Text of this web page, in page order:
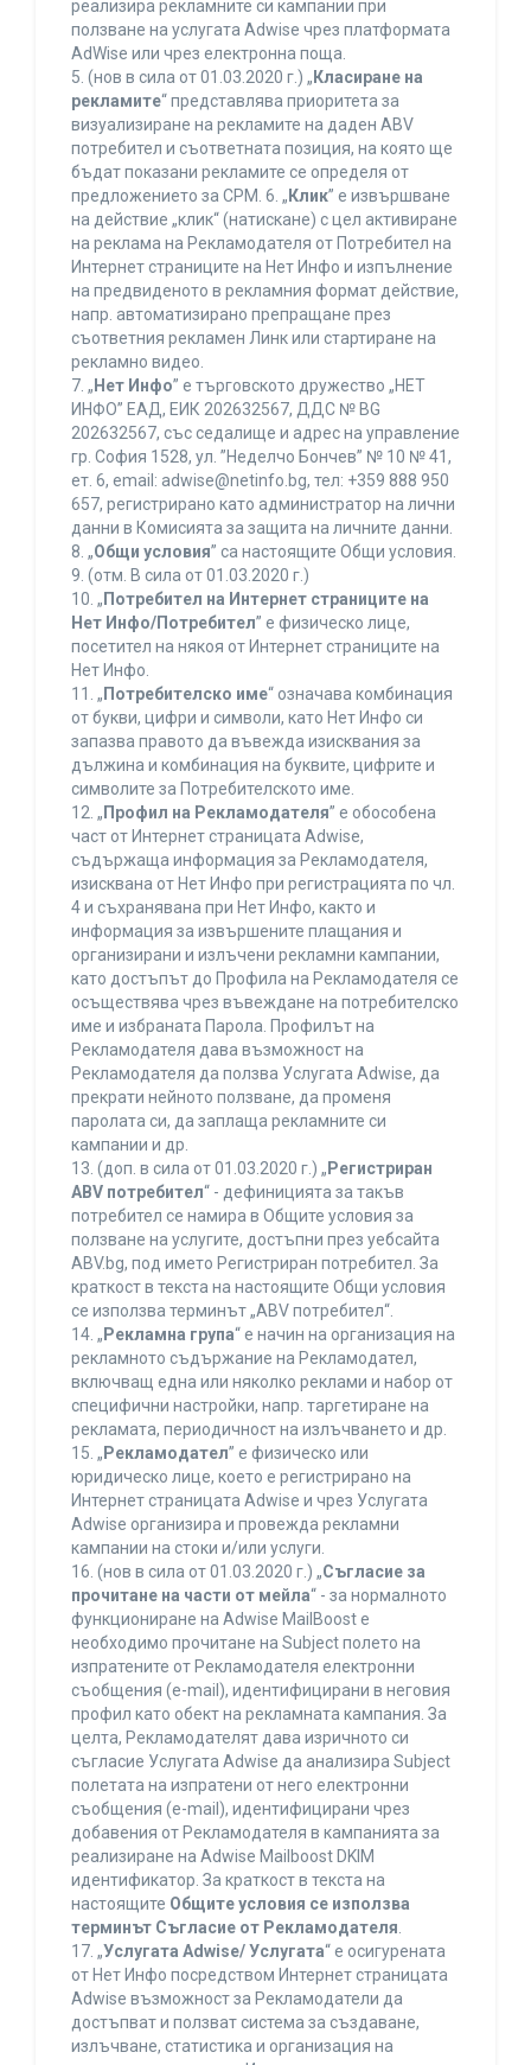
реализира рекламните си кампании при
ползване на услугата Adwise чрез платформата
AdWise или чрез електронна поща.
5. (нов в сила от 01.03.2020 г.) „ Класиране на
рекламите“ представлява приоритета за
визуализиране на рекламите на даден ABV
потребител и съответната позиция, на която ще
бъдат показани рекламите се определя от
предложението за CPM. 6. „ Клик” е извършване
на действие „клик“ (натискане) с цел активиране
на реклама на Рекламодателя от Потребител на
Интернет страниците на Нет Инфо и изпълнение
на предвиденото в рекламния формат действие,
напр. автоматизирано препращане през
съответния рекламен Линк или стартиране на
рекламно видео.
7. „ Нет Инфо” е търговското дружество „НЕТ
ИНФО” ЕАД, ЕИК 202632567, ДДС № BG
202632567, със седалище и адрес на управление
гр. София 1528, ул. ”Неделчо Бончев” № 10 № 41,
ет. 6, еmail: adwise@netinfo.bg, тел: +359 888 950
657, регистрирано като администратор на лични
данни в Комисията за защита на личните данни.
8. „Общи условия” са настоящите Общи условия.
9. (отм. В сила от 01.03.2020 г.)
10. „ Потребител на Интернет страниците на
Нет Инфо/Потребител” е физическо лице,
посетител на някоя от Интернет страниците на
Нет Инфо.
11. „ Потребителско име“ означава комбинация
от букви, цифри и символи, като Нет Инфо си
запазва правото да въвежда изисквания за
дължина и комбинация на буквите, цифрите и
символите за Потребителското име.
12. „ Профил на Рекламодателя” е обособена
част от Интернет страницата Adwise,
съдържаща информация за Рекламодателя,
изисквана от Нет Инфо при регистрацията по чл.
4 и съхранявана при Нет Инфо, както и
информация за извършените плащания и
организирани и излъчени рекламни кампании,
като достъпът до Профила на Рекламодателя се
осъществява чрез въвеждане на потребителско
име и избраната Парола. Профилът на
Рекламодателя дава възможност на
Рекламодателя да ползва Услугата Adwise, да
прекрати нейното ползване, да променя
паролата си, да заплаща рекламните си
кампании и др.
13. (доп. в сила от 01.03.2020 г.) „ Регистриран
ABV потребител“ - дефиницията за такъв
потребител се намира в Общите условия за
ползване на услугите, достъпни през уебсайта
ABV.bg, под името Регистриран потребител. За
краткост в текста на настоящите Общи условия
се използва терминът „ABV потребител“.
14. „ Рекламна група“ е начин на организация на
рекламното съдържание на Рекламодател,
включващ една или няколко реклами и набор от
специфични настройки, напр. таргетиране на
рекламата, периодичност на излъчването и др.
15. „ Рекламодател” е физическо или
юридическо лице, което е регистрирано на
Интернет страницата Adwise и чрез Услугата
Adwise организира и провежда рекламни
кампании на стоки и/или услуги.
16. (нов в сила от 01.03.2020 г.) „Съгласие за
прочитане на части от мейла“ - за нормалното
функциониране на Adwise MailBoost е
необходимо прочитане на Subject полето на
изпратените от Рекламодателя електронни
съобщения (e-mail), идентифицирани в неговия
профил като обект на рекламната кампания. За
целта, Рекламодателят дава изричното си
съгласие Услугата Adwise да анализира Subject
полетата на изпратени от него електронни
съобщения (e-mail), идентифицирани чрез
добавения от Рекламодателя в кампанията за
реализиране на Adwise Mailboost DKIM
идентификатор. За краткост в текста на
настоящите Общите условия се използва
терминът Съгласие от Рекламодателя.
17. „Услугата Adwise/ Услугата“ е осигурената
от Нет Инфо посредством Интернет страницата
Adwise възможност за Рекламодатели да
достъпват и ползват система за създаване,
излъчване, статистика и организация на